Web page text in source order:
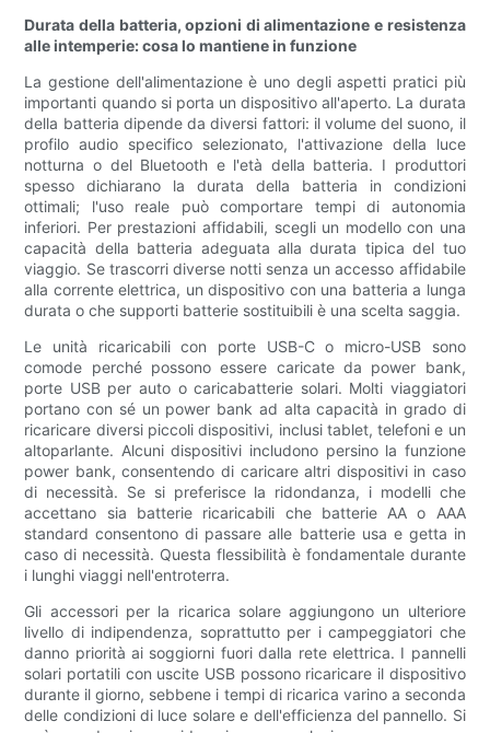
Durata della batteria, opzioni di alimentazione e resistenza
alle intemperie: cosa lo mantiene in funzione
La gestione dell'alimentazione è uno degli aspetti pratici più
importanti quando si porta un dispositivo all'aperto. La durata
della batteria dipende da diversi fattori: il volume del suono, il
profilo audio specifico selezionato, l'attivazione della luce
notturna o del Bluetooth e l'età della batteria. I produttori
spesso dichiarano la durata della batteria in condizioni
ottimali; l'uso reale può comportare tempi di autonomia
inferiori. Per prestazioni affidabili, scegli un modello con una
capacità della batteria adeguata alla durata tipica del tuo
viaggio. Se trascorri diverse notti senza un accesso affidabile
alla corrente elettrica, un dispositivo con una batteria a lunga
durata o che supporti batterie sostituibili è una scelta saggia.
Le unità ricaricabili con porte USB-C o micro-USB sono
comode perché possono essere caricate da power bank,
porte USB per auto o caricabatterie solari. Molti viaggiatori
portano con sé un power bank ad alta capacità in grado di
ricaricare diversi piccoli dispositivi, inclusi tablet, telefoni e un
altoparlante. Alcuni dispositivi includono persino la funzione
power bank, consentendo di caricare altri dispositivi in ​​caso
di necessità. Se si preferisce la ridondanza, i modelli che
accettano sia batterie ricaricabili che batterie AA o AAA
standard consentono di passare alle batterie usa e getta in
caso di necessità. Questa flessibilità è fondamentale durante
i lunghi viaggi nell'entroterra.
Gli accessori per la ricarica solare aggiungono un ulteriore
livello di indipendenza, soprattutto per i campeggiatori che
danno priorità ai soggiorni fuori dalla rete elettrica. I pannelli
solari portatili con uscite USB possono ricaricare il dispositivo
durante il giorno, sebbene i tempi di ricarica varino a seconda
delle condizioni di luce solare e dell'efficienza del pannello. Si